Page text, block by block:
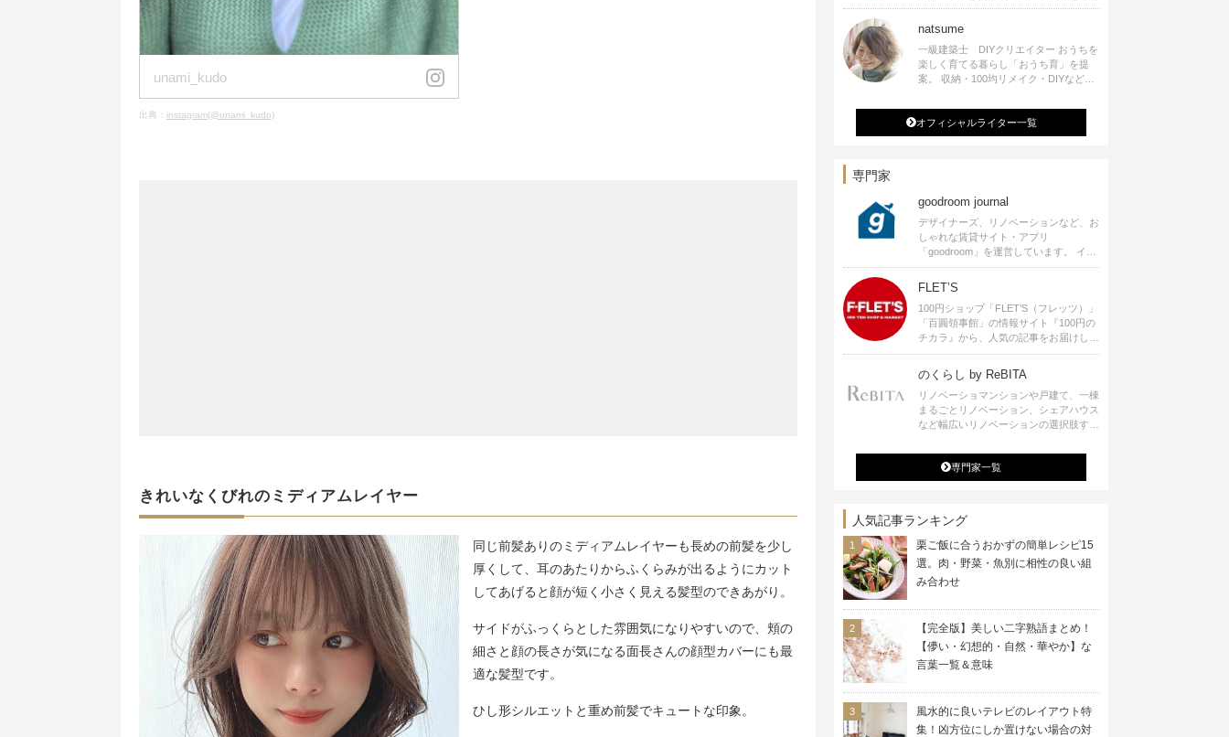
unami_kudo
出典： instagram(@unami_kudo)
きれいなくびれのミディアムレイヤー
同じ前髪ありのミディアムレイヤーも長めの前髪を少し
厚くして、耳のあたりからふくらみが出るようにカット
してあげると顔が短く小さく見える髪型のできあがり。
サイドがふっくらとした雰囲気になりやすいので、頬の
細さと顔の長さが気になる面長さんの顔型カバーにも最
適な髪型です。
ひし形シルエットと重め前髪でキュートな印象。
公開中。 収納やリメイク、インテリア
シピ提供、店舗プロデュース 2016年９
月に宝島社より【Rumiのおうち時間を
楽しむインテリア】を出版しました。
natsume
一級建築士 DIYクリエイター おうちを
楽しく育てる暮らし「おうち育」を提
案。 収納・100均リメイク・DIYなどお
発信中。 著書 なつめさんちの新しい
のになつかしいアンティークな部屋つく
り 雑誌掲載・TV出演・コラム執筆・
オフィシャルライター一覧
専門家
goodroom journal
デザイナーズ、リノベーションなど、お
しゃれな賃貸サイト・アプリ
「goodroom」を運営しています。 イン
テリアや、ひとり暮らし、ふたり暮らし
のアイディアなど、賃貸でも自分らしい
暮らしを楽しむためのヒントをお届けし
ます。
FLET’S
100円ショップ「FLET’S（フレッツ）」
「百圓領事館」の情報サイト『100円の
チカラ』から、人気の記事をお届けしま
す。
のくらし by ReBITA
リノベーショマンションや戸建て、一棟
まるごとリノベーション、シェアハウス
など幅広いリノベーションの選択肢すべ
ジ・シェアスペースなど、「住む」だけ
ではなく「働く」「遊ぶ」「学ぶ」「旅
する」といった領域でも、暮らしや生き
専門家一覧
人気記事ランキング
栗ご飯に合うおかずの簡単レシピ15
選。肉・野菜・魚別に相性の良い組
み合わせ
【完全版】美しい二字熟語まとめ！
【儚い・幻想的・自然・華やか】な
言葉一覧＆意味
風水的に良いテレビのレイアウト特
集！凶方位にしか置けない場合の対